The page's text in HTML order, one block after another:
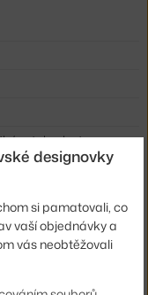
potah, plast
cm i sedáku: 46-53
designovky
si pamatovali, co
vaší objednávky a
vás neobtěžovali